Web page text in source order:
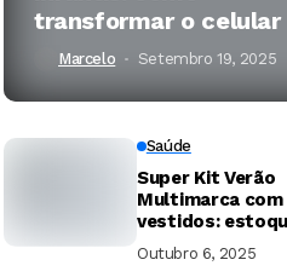
transformar o celular
sua vitrine digital
Marcelo Setembro 19, 2025
Saúde
Super Kit Verão
Multimarca com
vestidos:
inteligente e alta
rentabilidade
Outubro 6, 2025